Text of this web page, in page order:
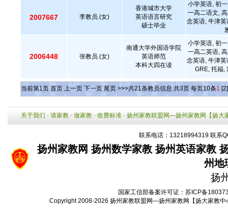
2007667 李教员.(女)
香港城市大学
英语语言研究
硕士毕业
小学英语, 初
一高二语文,
念英语, 牛津
2006448 张教员.(女)
南通大学外国语学院
英语师范
本科大四在读
小学英语, 初
一高二英语,
念英语, 牛津
GRE, 托福,
当前第1页 首页 上一页 下一页 尾页 >>>共21条教员信息 共3页 每页10条1 [2]
关于我们 - 请家教 - 做家教 - 收费标准 - 扬州家教联盟网—扬州家教网【扬大
联系电话：13218994319 联系
扬州家教网 扬州数学家教 扬州英语家教
州地
扬
国家工信部备案许可证： 苏ICP备
Copyright 2008-2026 扬州家教联盟网—扬州家教网【扬大家教